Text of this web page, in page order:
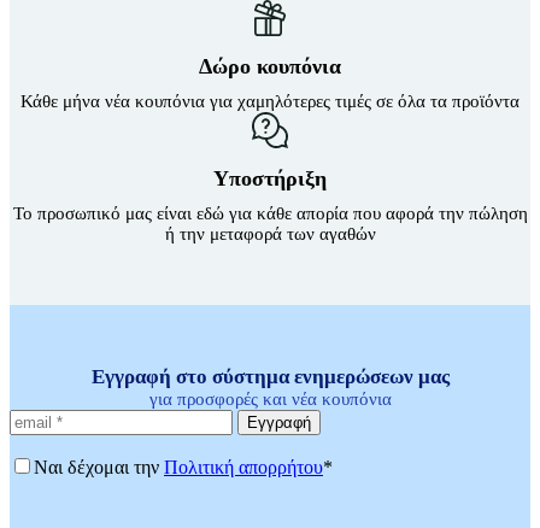
Δώρο κουπόνια
Κάθε μήνα νέα κουπόνια για χαμηλότερες τιμές σε όλα τα προϊόντα
Υποστήριξη
Το προσωπικό μας είναι εδώ για κάθε απορία που αφορά την πώληση
ή την μεταφορά των αγαθών
Εγγραφή στο σύστημα ενημερώσεων μας
για προσφορές και νέα κουπόνια
Εγγραφή
Ναι δέχομαι την Πολιτική απορρήτου*